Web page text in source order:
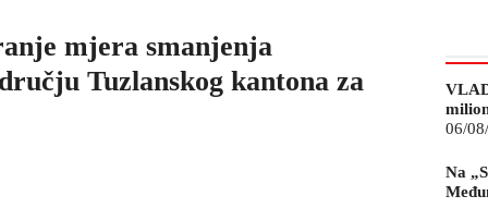
mjera smanjenja
Tuzlanskog kantona za
06/
Na